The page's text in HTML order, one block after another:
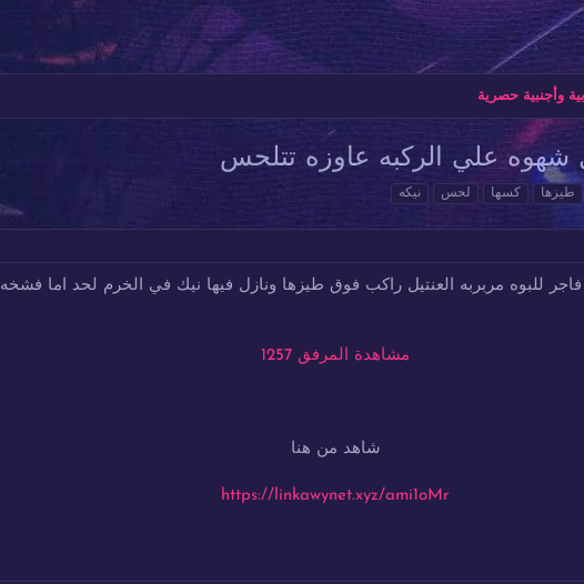
وأجنبية حصرية
شهوه علي الركبه عاوزه تتلحس
طيزها كسها لحس نيكه
للبوه مربربه العنتيل راكب فوق طيزها ونازل فيها نيك في الخرم لحد اما فشخه
مشاهدة المرفق 1257
شاهد من هنا
https://linkawynet.xyz/ami1oMr